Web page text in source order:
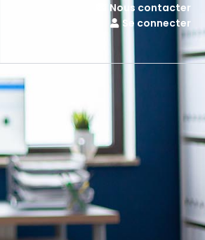
Nous contacter
Se connecter